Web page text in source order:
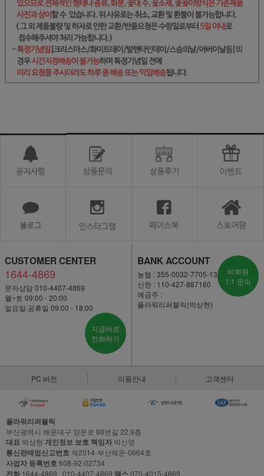
CUSTOMER CENTER
1644-4869
문자상담 010-4407-4869
월~토 09:00 - 20:00
일요일·공휴일 09:00 - 18:00
지금바로
전화하기
BANK ACCOUNT
농협 : 355-0032-7705-13
신한 : 110-427-887160
예금주 :
플라워리퍼블릭(박상현)
비회원
1:1 문의
PC 버전 이용안내 고객센터
플라워리퍼블릭
부산광역시 해운대구 양운로 80번길 22,9층
대표 박상현 개인정보 보호 책임자 박신영
통신판매업신고번호제2014-부산해운-0664호
사업자 등록번호608-92-02734
전화 1644-4869 , 010-4407-4869 팩스070-4015-4869